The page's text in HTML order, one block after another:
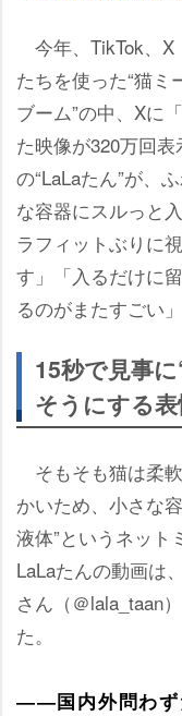
今年、TikTok、X
たちを使った“猫ミ
ブーム”の中、Xに
た映像が320万回
の“LaLaたん”が、
な容器にスルっと
ラフィットぶりに
す」「入るだけに
るのがまたすごい
15秒で見事
そうにする
そもそも猫は柔
かいため、小さな
液体”というネット
LaLaたんの動画は
さん（＠lala_taan
た。
――国内外問わず